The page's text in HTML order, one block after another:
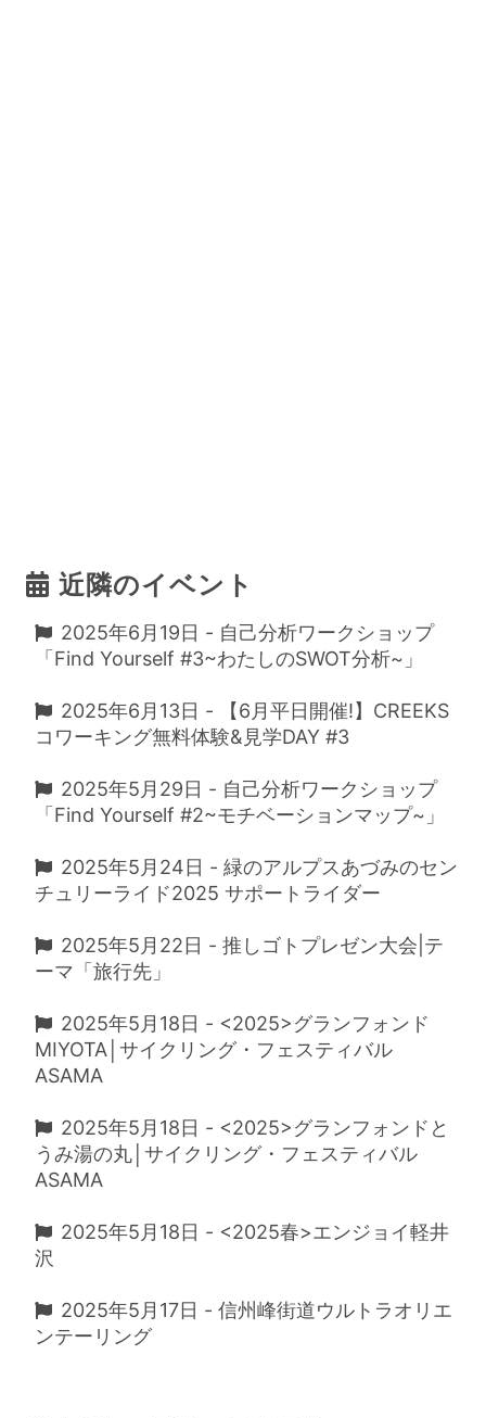
近隣のイベント
2025年6月19日 - 自己分析ワークショップ
「Find Yourself #3~わたしのSWOT分析~」
2025年6月13日 - 【6月平日開催!】CREEKS
コワーキング無料体験&見学DAY #3
2025年5月29日 - 自己分析ワークショップ
「Find Yourself #2~モチベーションマップ~」
2025年5月24日 - 緑のアルプスあづみのセン
チュリーライド2025 サポートライダー
2025年5月22日 - 推しゴトプレゼン大会|テ
ーマ「旅行先」
2025年5月18日 - <2025>グランフォンド
MIYOTA│サイクリング・フェスティバル
ASAMA
2025年5月18日 - <2025>グランフォンドと
うみ湯の丸│サイクリング・フェスティバル
ASAMA
2025年5月18日 - <2025春>エンジョイ軽井
沢
2025年5月17日 - 信州峰街道ウルトラオリエ
ンテーリング